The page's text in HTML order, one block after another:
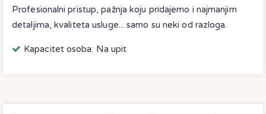
Profesionalni pristup, pažnja koju pridajemo i najmanjim
detaljima, kvaliteta usluge... samo su neki od razloga.
Kapacitet osoba: Na upit